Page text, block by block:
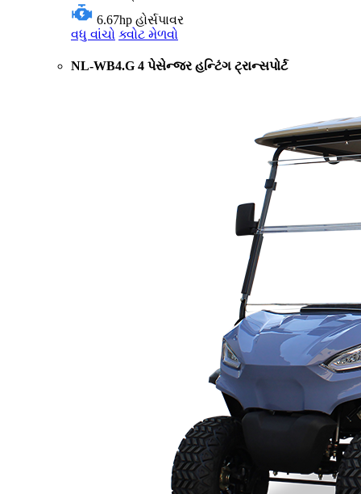
6.67hp હોર્સપાવર
વધુ વાંચો ક્વોટ મેળવો
NL-WB4.G 4 પેસેન્જર હન્ટિંગ ટ્રાન્સપોર્ટ